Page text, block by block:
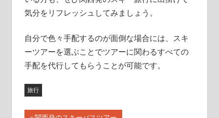
気分をリフレッシュしてみましょう。
自分で色々手配するのが面倒な場合には、スキ
ーツアーを選ぶことでツアーに関わるすべての
手配を代行してもらうことが可能です。
旅行